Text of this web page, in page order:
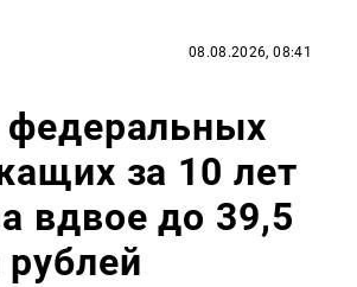
08.08.2026, 08:41
за 10 лет
вдвое до 39,5